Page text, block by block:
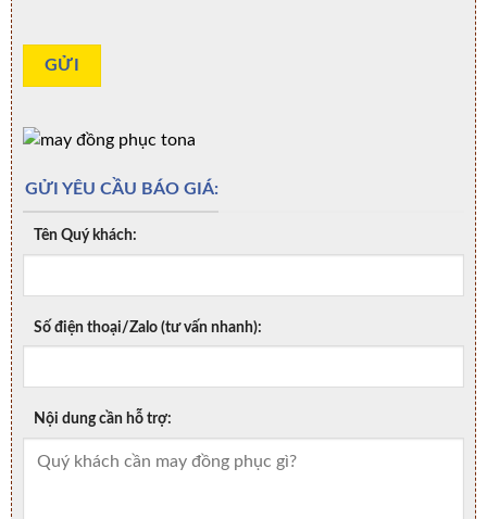
GỬI YÊU CẦU BÁO GIÁ:
Tên Quý khách:
Số điện thoại/Zalo (tư vấn nhanh):
Nội dung cần hỗ trợ: